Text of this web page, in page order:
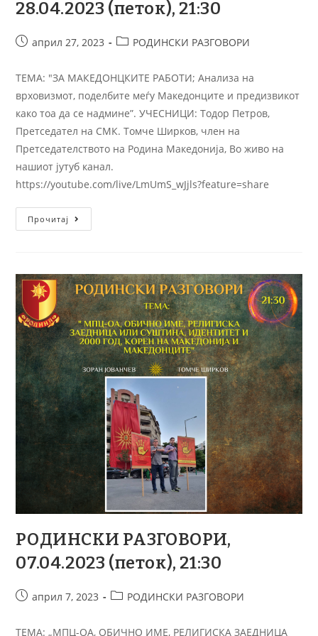
28.04.2023 (петок), 21:30
април 27, 2023 РОДИНСКИ РАЗГОВОРИ
ТЕМА: "ЗА МАКЕДОНЦКИТЕ РАБОТИ; Анализа на
врховизмот, поделбите меѓу Македонците и предизвикот
како тоа да се надмине”. УЧЕСНИЦИ: Тодор Петров,
Претседател на СМК. Томче Ширков, член на
Претседателството на Родина Македонија, Во живо на
нашиот јутуб канал.
https://youtube.com/live/LmUmS_wJjls?feature=share
Прочитај
РОДИНСКИ РАЗГОВОРИ,
07.04.2023 (петок), 21:30
април 7, 2023 РОДИНСКИ РАЗГОВОРИ
ТЕМA: „МПЦ-ОА, ОБИЧНО ИМЕ, РЕЛИГИСКА ЗАЕДНИЦА